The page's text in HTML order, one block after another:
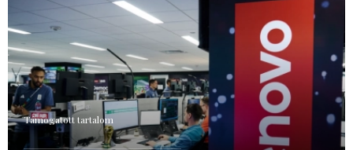
Támogatott tartalom